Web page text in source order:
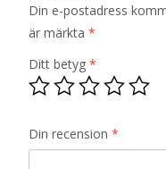
Din e-postadress
är märkta *
Ditt betyg *
Din recension *